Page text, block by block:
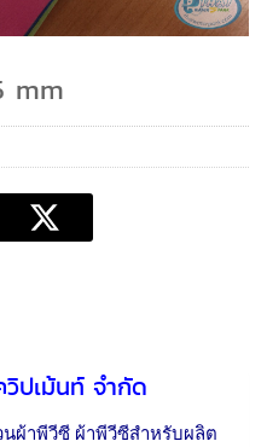
mm
ปเม้นท์ จำกัด
ผ้าพีวีซี ผ้าพีวีซีสำหรับผลิต